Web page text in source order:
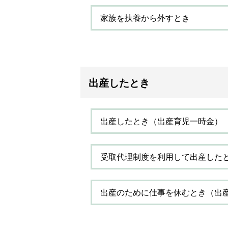
家族を扶養から外すとき
出産したとき
出産したとき（出産育児一時金）
受取代理制度を利用して出産した
出産のために仕事を休むとき（出